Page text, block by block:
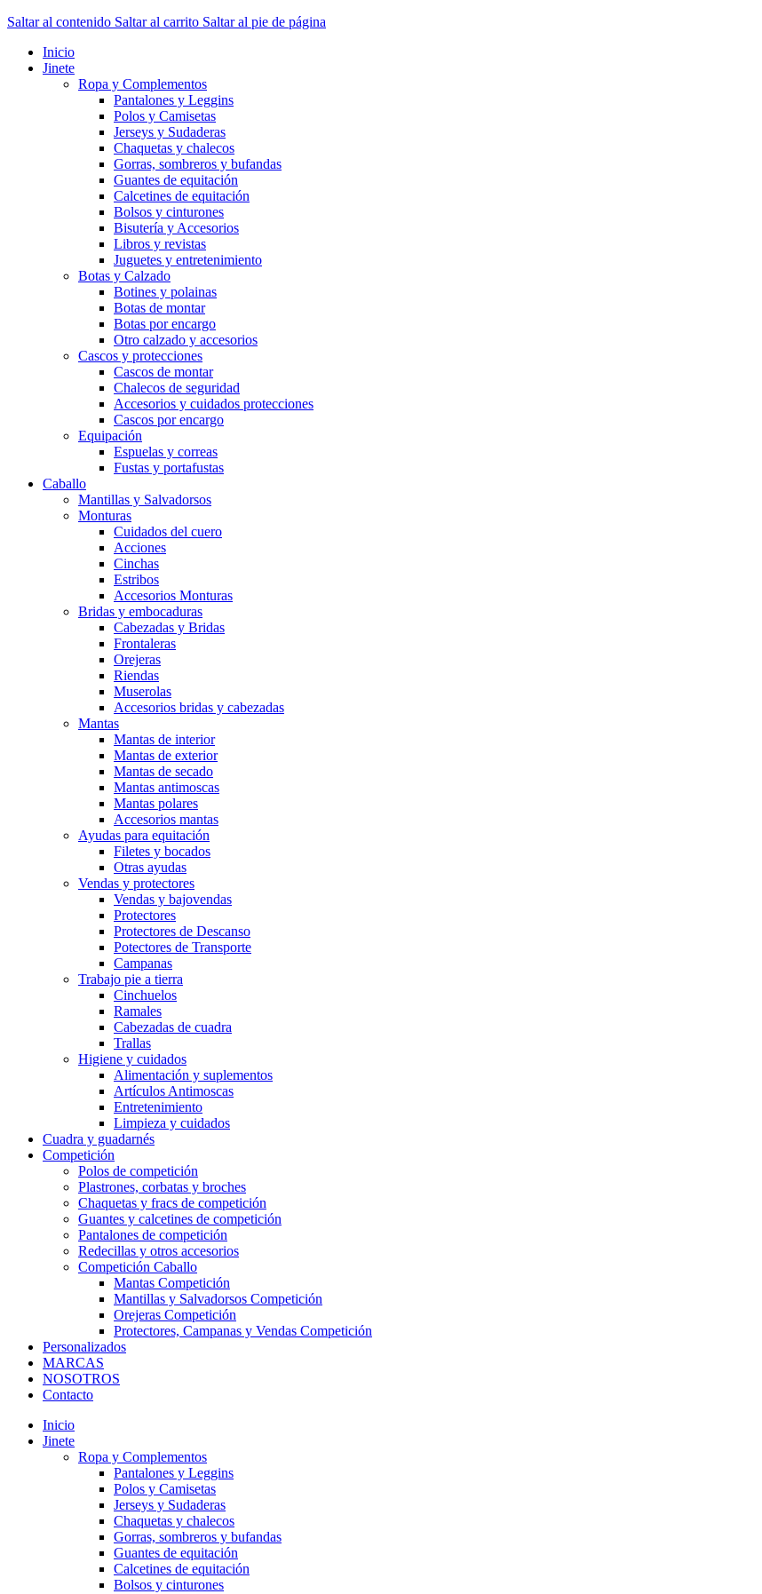
Saltar al contenido Saltar al carrito Saltar al pie de página
Inicio
Jinete
Ropa y Complementos
Pantalones y Leggins
Polos y Camisetas
Jerseys y Sudaderas
Chaquetas y chalecos
Gorras, sombreros y bufandas
Guantes de equitación
Calcetines de equitación
Bolsos y cinturones
Bisutería y Accesorios
Libros y revistas
Juguetes y entretenimiento
Botas y Calzado
Botines y polainas
Botas de montar
Botas por encargo
Otro calzado y accesorios
Cascos y protecciones
Cascos de montar
Chalecos de seguridad
Accesorios y cuidados protecciones
Cascos por encargo
Equipación
Espuelas y correas
Fustas y portafustas
Caballo
Mantillas y Salvadorsos
Monturas
Cuidados del cuero
Acciones
Cinchas
Estribos
Accesorios Monturas
Bridas y embocaduras
Cabezadas y Bridas
Frontaleras
Orejeras
Riendas
Muserolas
Accesorios bridas y cabezadas
Mantas
Mantas de interior
Mantas de exterior
Mantas de secado
Mantas antimoscas
Mantas polares
Accesorios mantas
Ayudas para equitación
Filetes y bocados
Otras ayudas
Vendas y protectores
Vendas y bajovendas
Protectores
Protectores de Descanso
Potectores de Transporte
Campanas
Trabajo pie a tierra
Cinchuelos
Ramales
Cabezadas de cuadra
Trallas
Higiene y cuidados
Alimentación y suplementos
Artículos Antimoscas
Entretenimiento
Limpieza y cuidados
Cuadra y guadarnés
Competición
Polos de competición
Plastrones, corbatas y broches
Chaquetas y fracs de competición
Guantes y calcetines de competición
Pantalones de competición
Redecillas y otros accesorios
Competición Caballo
Mantas Competición
Mantillas y Salvadorsos Competición
Orejeras Competición
Protectores, Campanas y Vendas Competición
Personalizados
MARCAS
NOSOTROS
Contacto
Inicio
Jinete
Ropa y Complementos
Pantalones y Leggins
Polos y Camisetas
Jerseys y Sudaderas
Chaquetas y chalecos
Gorras, sombreros y bufandas
Guantes de equitación
Calcetines de equitación
Bolsos y cinturones